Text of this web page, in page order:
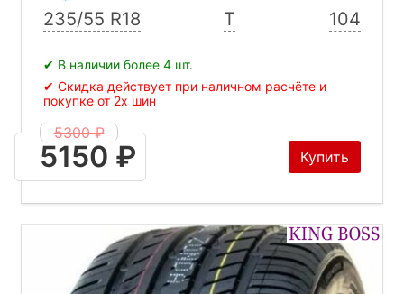
235/55 R18 T 104
✔ В наличии более 4 шт.
✔ Скидка действует при наличном расчёте и
покупке от 2х шин
5300 ₽
5150 ₽ Купить